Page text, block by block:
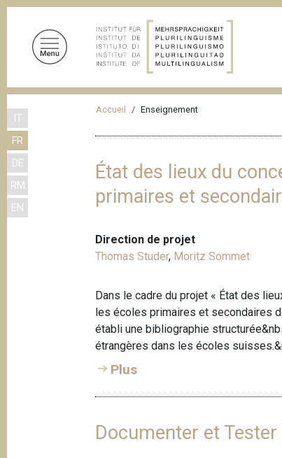
IT
FR
DE
RM
EN
Accueil Enseignement
État des lieux du
primaires et
Direction de projet
Thomas Studer, Moritz Sommet
Dans le cadre du projet « État des
les écoles primaires et secondaires
établi une bibliographie
étrangères dans les écoles
Plus
Documenter et